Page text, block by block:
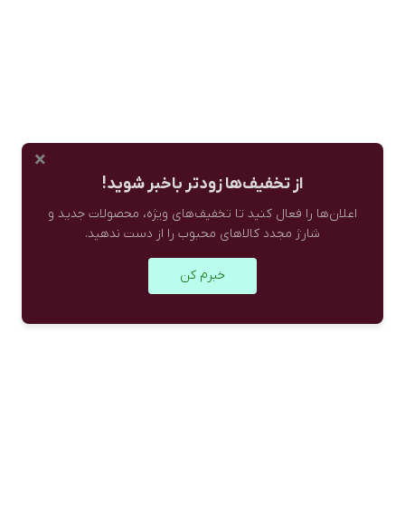
×
از تخفیف‌ها زودتر باخبر شوید!
اعلان‌ها را فعال کنید تا تخفیف‌های ویژه، محصولات جدید و
شارژ مجدد کالاهای محبوب را از دست ندهید.
خبرم کن